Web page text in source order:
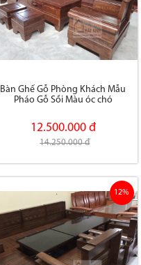
Bàn Ghế Gỗ Phòng Khách Mẫu
Pháo Gỗ Sồi Màu óc chó
12.500.000 đ
14.250.000 đ
12%